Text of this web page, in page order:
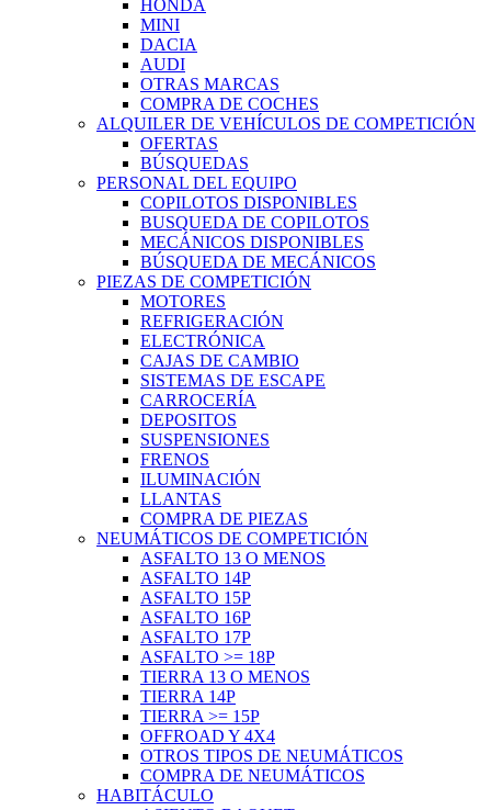
HONDA
MINI
DACIA
AUDI
OTRAS MARCAS
COMPRA DE COCHES
ALQUILER DE VEHÍCULOS DE COMPETICIÓN
OFERTAS
BÚSQUEDAS
PERSONAL DEL EQUIPO
COPILOTOS DISPONIBLES
BUSQUEDA DE COPILOTOS
MECÁNICOS DISPONIBLES
BÚSQUEDA DE MECÁNICOS
PIEZAS DE COMPETICIÓN
MOTORES
REFRIGERACIÓN
ELECTRÓNICA
CAJAS DE CAMBIO
SISTEMAS DE ESCAPE
CARROCERÍA
DEPOSITOS
SUSPENSIONES
FRENOS
ILUMINACIÓN
LLANTAS
COMPRA DE PIEZAS
NEUMÁTICOS DE COMPETICIÓN
ASFALTO 13 O MENOS
ASFALTO 14P
ASFALTO 15P
ASFALTO 16P
ASFALTO 17P
ASFALTO >= 18P
TIERRA 13 O MENOS
TIERRA 14P
TIERRA >= 15P
OFFROAD Y 4X4
OTROS TIPOS DE NEUMÁTICOS
COMPRA DE NEUMÁTICOS
HABITÁCULO